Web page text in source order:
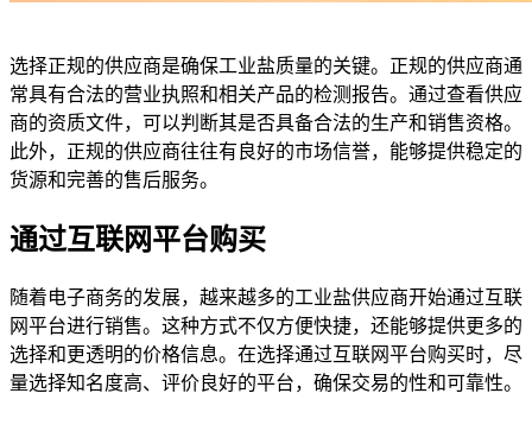
选择正规的供应商是确保工业盐质量的关键。正规的供应商通
常具有合法的营业执照和相关产品的检测报告。通过查看供应
商的资质文件，可以判断其是否具备合法的生产和销售资格。
此外，正规的供应商往往有良好的市场信誉，能够提供稳定的
货源和完善的售后服务。
通过互联网平台购买
随着电子商务的发展，越来越多的工业盐供应商开始通过互联
网平台进行销售。这种方式不仅方便快捷，还能够提供更多的
选择和更透明的价格信息。在选择通过互联网平台购买时，尽
量选择知名度高、评价良好的平台，确保交易的性和可靠性。